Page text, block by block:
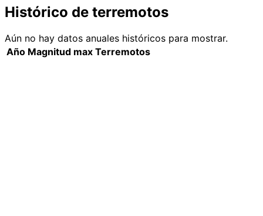
Histórico de terremotos
Aún no hay datos anuales históricos para mostrar.
Año Magnitud max Terremotos